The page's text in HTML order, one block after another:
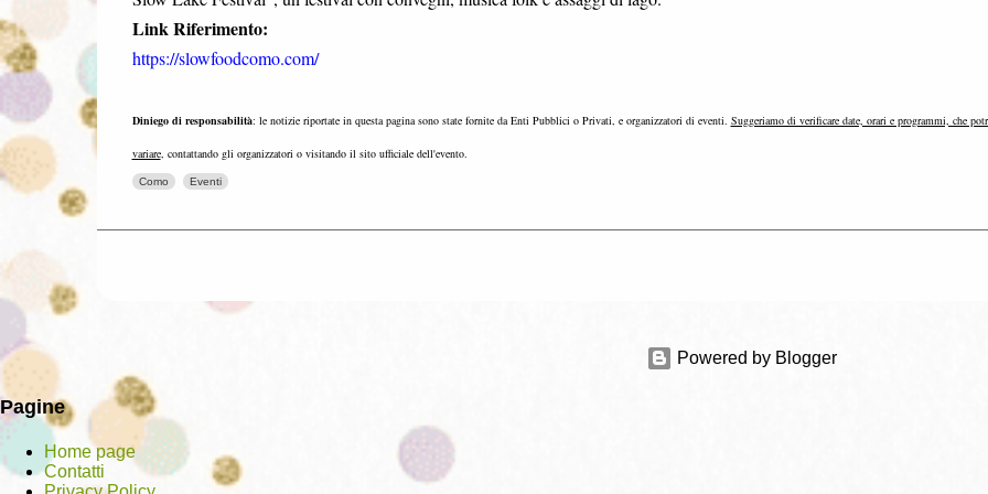
Link Riferimento:
https://slowfoodcomo.com/
Diniego di responsabilità: le notizie riportate in questa pagina sono state fornite da Enti Pubblici o Privati, e organizzatori di eventi. Suggeriamo di verificare date, orari e programmi, che
variare, contattando gli organizzatori o visitando il sito ufficiale dell'evento.
Como Eventi
Powered by Blogger
Pagine
Home page
Contatti